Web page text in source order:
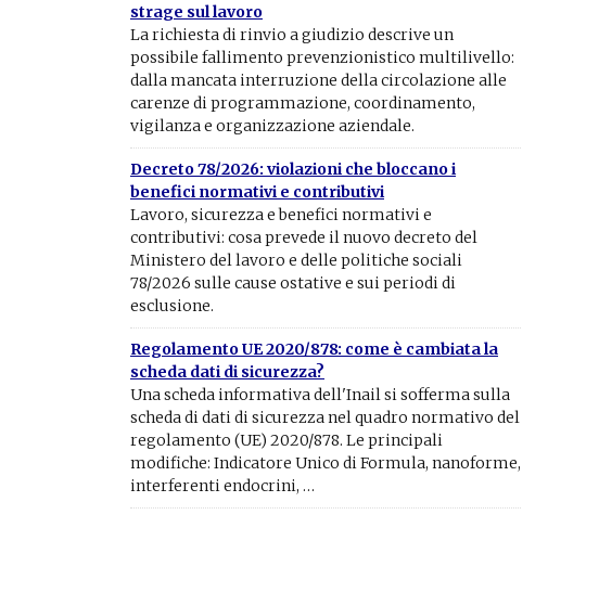
strage sul lavoro
La richiesta di rinvio a giudizio descrive un
possibile fallimento prevenzionistico multilivello:
dalla mancata interruzione della circolazione alle
carenze di programmazione, coordinamento,
vigilanza e organizzazione aziendale.
Decreto 78/2026: violazioni che bloccano i
benefici normativi e contributivi
Lavoro, sicurezza e benefici normativi e
contributivi: cosa prevede il nuovo decreto del
Ministero del lavoro e delle politiche sociali
78/2026 sulle cause ostative e sui periodi di
esclusione.
Regolamento UE 2020/878: come è cambiata la
scheda dati di sicurezza?
Una scheda informativa dell'Inail si sofferma sulla
scheda di dati di sicurezza nel quadro normativo del
regolamento (UE) 2020/878. Le principali
modifiche: Indicatore Unico di Formula, nanoforme,
interferenti endocrini, …